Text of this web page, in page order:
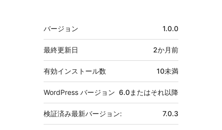
メ
タ
バージョン 1.0.0
最終更新日 2か月前
有効インストール数 10未満
WordPress バージョン 6.0またはそれ以降
検証済み最新バージョン: 7.0.3